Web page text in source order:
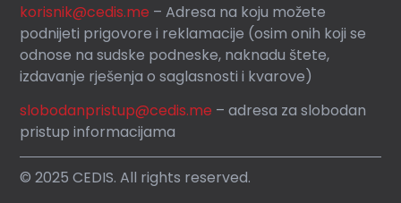
korisnik@cedis.me – Adresa na koju možete
podnijeti prigovore i reklamacije (osim onih koji se
odnose na sudske podneske, naknadu štete,
izdavanje rješenja o saglasnosti i kvarove)
slobodanpristup@cedis.me – adresa za slobodan
pristup informacijama
© 2025 CEDIS. All rights reserved.